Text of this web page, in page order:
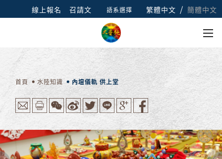
線上報名 召請文 語系選擇 繁體中文 / 簡體中文
首頁 水陸知識 內壇儀軌 供上堂